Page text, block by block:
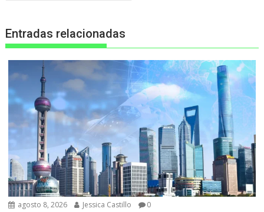
Entradas relacionadas
agosto 8, 2026 Jessica Castillo 0